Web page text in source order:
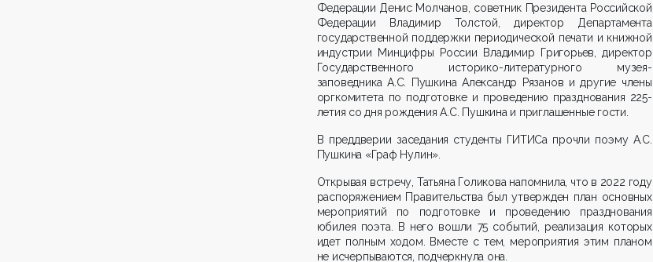
Федерации Денис Молчанов, советник Президента Российской
Федерации Владимир Толстой, директор Департамента
государственной поддержки периодической печати и книжной
индустрии Минцифры России Владимир Григорьев, директор
Государственного историко-литературного музея-
заповедника А.С. Пушкина Александр Рязанов и другие члены
оргкомитета по подготовке и проведению празднования 225-
летия со дня рождения А.С. Пушкина и приглашенные гости.
В преддверии заседания студенты ГИТИСа прочли поэму А.С.
Пушкина «Граф Нулин».
Открывая встречу, Татьяна Голикова напомнила, что в 2022 году
распоряжением Правительства был утвержден план основных
мероприятий по подготовке и проведению празднования
юбилея поэта. В него вошли 75 событий, реализация которых
идет полным ходом. Вместе с тем, мероприятия этим планом
не исчерпываются, подчеркнула она.